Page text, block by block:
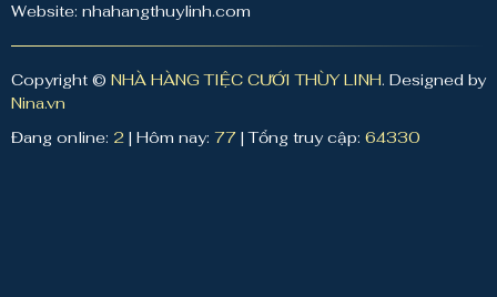
Website: nhahangthuylinh.com
Copyright © NHÀ HÀNG TIỆC CƯỚI THÙY LINH. Designed by
Nina.vn
Đang online: 2 | Hôm nay: 77 | Tổng truy cập: 64330